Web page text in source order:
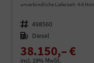
unverbindliche Lieferzeit: 4-6
Fahrzeugnr. 498560
Kraftstoff Diesel
38.150,– €
incl. 19% MwSt.